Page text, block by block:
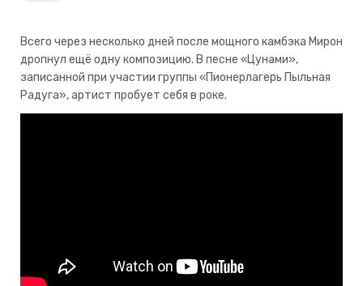
Всего через несколько дней после мощного камбэка Мирон
дропнул ещё одну композицию. В песне «Цунами»,
записанной при участии группы «Пионерлагерь Пыльная
Радуга», артист пробует себя в роке.